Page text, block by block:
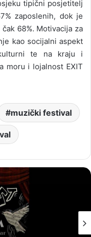
tipični posjetitelj
zaposlenih, dok je
68%. Motivacija za
kao socijalni aspekt
te na kraju i
moru i lojalnost EXIT
muzički festival